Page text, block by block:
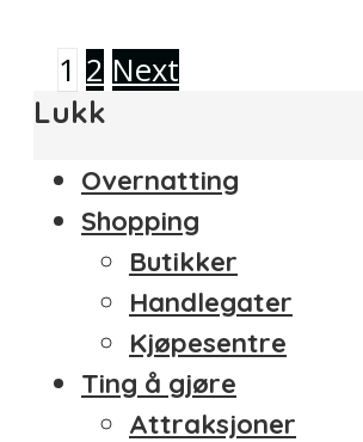
1 2 Next
Lukk
Overnatting
Shopping
Butikker
Handlegater
Kjøpesentre
Ting å gjøre
Attraksjoner